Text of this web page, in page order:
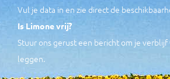
Vul je data in en zie direct de
Is Limone vrij?
Stuur ons gerust een bericht om je verblijf
leggen.